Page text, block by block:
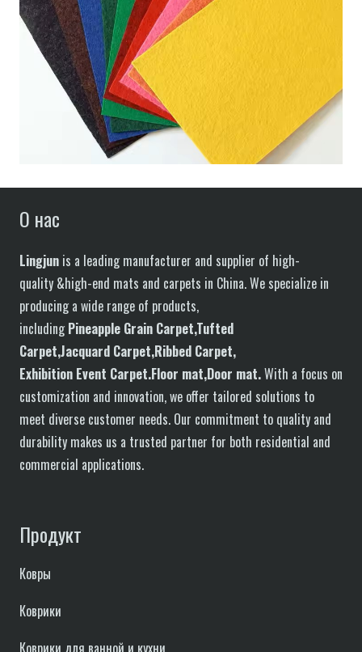
О нас
Lingjun is a leading manufacturer and supplier of high-
quality &high-end mats and carpets in China. We specialize in
producing a wide range of products,
includingPineapple Grain Carpet,Tufted
Carpet,Jacquard Carpet,Ribbed Carpet,
Exhibition Event Carpet.Floor mat,Door mat.With a focus on
customization and innovation, we offer tailored solutions to
meet diverse customer needs. Our commitment to quality and
durability makes us a trusted partner for both residential and
commercial applications.
Продукт
Ковры
Коврики